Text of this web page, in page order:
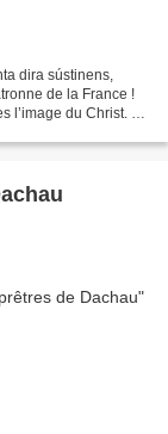
dira sústinens,
de la France !
l’image du Christ. 2.